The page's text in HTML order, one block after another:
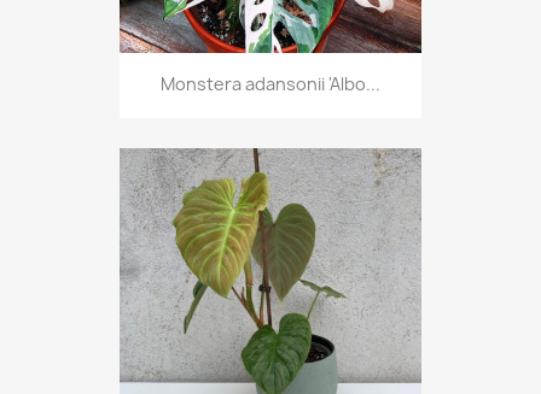
Monstera adansonii 'Albo...